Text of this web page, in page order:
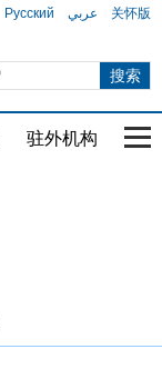
Русский عربي 关怀版
驻外机构 国